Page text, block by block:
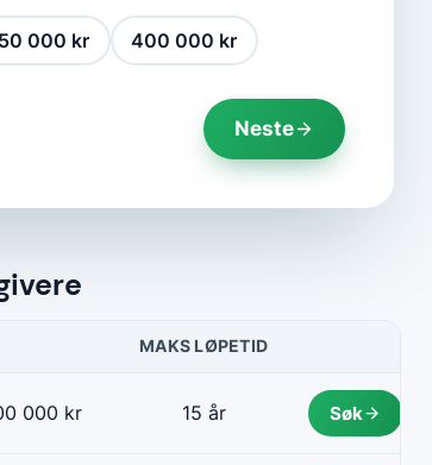
000 kr 400 000 kr
Neste
MAKS LØPETID
000 kr 15 år Søk